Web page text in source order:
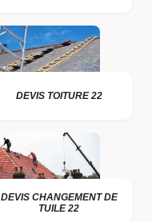
DEVIS TOITURE 22
DEVIS CHANGEMENT DE
TUILE 22